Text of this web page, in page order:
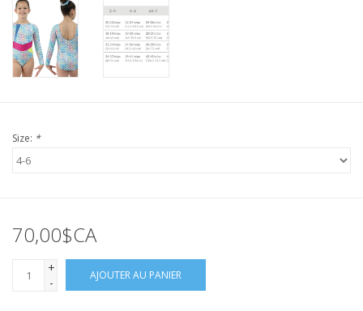
Size: *
70,00$CA
+
-
AJOUTER AU PANIER